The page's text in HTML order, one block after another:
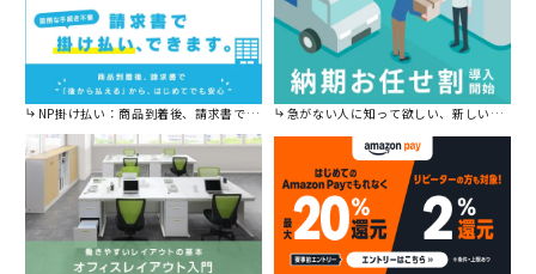
NP掛け払い：商品到着後、請求書で後から払えます。 急がない人に知って欲しい、新しい割引を始めました。